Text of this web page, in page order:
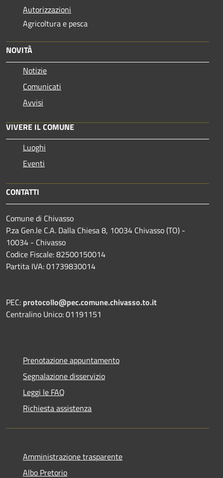
Autorizzazioni
Agricoltura e pesca
NOVITÀ
Notizie
Comunicati
Avvisi
VIVERE IL COMUNE
Luoghi
Eventi
CONTATTI
Comune di Chivasso
P.za Gen.le C.A. Dalla Chiesa 8, 10034 Chivasso (TO) -
10034 - Chivasso
Codice Fiscale: 82500150014
Partita IVA: 01739830014
PEC: protocollo@pec.comune.chivasso.to.it
Centralino Unico: 01191151
Prenotazione appuntamento
Segnalazione disservizio
Leggi le FAQ
Richiesta assistenza
Amministrazione trasparente
Albo Pretorio